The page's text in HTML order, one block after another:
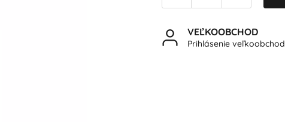
VEĽKOOBCHOD
Prihlásenie veľkoobchod